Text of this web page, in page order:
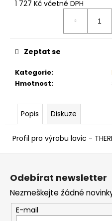
1 727 Kč včetně DPH
Kategorie:
Hmotnost:
Zeptat se
Popis Diskuze
Profil pro výrobu lavic -
o
u
č
u
m
e
KAMNA
NA
DŘEVO
HARVIA
LEGEND
300
Z
Odebírat newsletter
Nezmeškejte žádné
E-mail